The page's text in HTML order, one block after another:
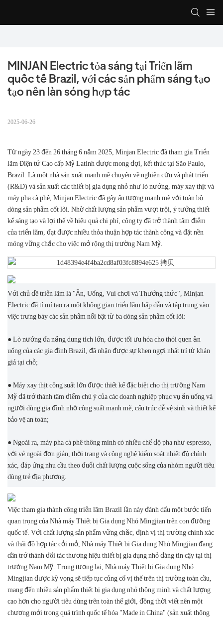
MINJAN Electric tỏa sáng tại Triển lãm
quốc tế Brazil, với các sản phẩm sáng tạo
tạo nên làn sóng hợp tác
2025-06-26
Từ ngày 23 đến 26 tháng 6 năm 2025, Minjan Electric đã tham gia Triển
lãm Điện tử Cao cấp Mỹ Latinh được mong đợi, kết thúc tại São Paulo,
Brazil. Là một nhà sản xuất mạnh mẽ chuyên về nghiên cứu và phát triển
(R&D) và sản xuất các thiết bị gia dụng nhỏ như lò nướng, máy xay thịt và
máy pha cà phê, Minjan Electric đã gây ấn tượng mạnh mẽ với toàn bộ
dòng sản phẩm cốt lõi. Nhờ chất lượng sản phẩm vượt trội, ý tưởng thiết
kế sáng tạo và lợi thế về hiệu quả chi phí, công ty đã trở thành tâm điểm
của triển lãm, đạt được nhiều thỏa thuận hợp tác thành công và đặt nền
móng vững chắc cho việc mở rộng thị trường Nam Mỹ.
Với chủ đề triển lãm là "Ăn, Uống, Vui chơi và Thưởng thức", Minjan
Electric đã tỉ mỉ tạo ra một không gian triển lãm hấp dẫn và tập trung vào
việc trưng bày các sản phẩm nổi bật từ ba dòng sản phẩm cốt lõi:
● Lò nướng đa năng dung tích lớn, được tối ưu hóa cho thói quen ăn
uống của các gia đình Brazil, đã nhận được sự khen ngợi nhất trí từ khán
giả tại chỗ;
● Máy xay thịt công suất lớn được thiết kế đặc biệt cho thị trường Nam
Mỹ đã trở thành tâm điểm chú ý của các doanh nghiệp phục vụ ăn uống và
người dùng gia đình nhờ công suất mạnh mẽ, cấu trúc dễ vệ sinh và thiết kế
bảo vệ an toàn;
● Ngoài ra, máy pha cà phê thông minh có nhiều chế độ pha như espresso,
với vẻ ngoài đơn giản, thời trang và công nghệ kiểm soát nhiệt độ chính
xác, đáp ứng nhu cầu theo đuổi chất lượng cuộc sống của nhóm người tiêu
dùng trẻ địa phương.
Việc tham gia thành công triển lãm Brazil lần này đánh dấu một bước tiến
quan trọng của Nhà máy Thiết bị Gia dụng Nhỏ Mingjian trên con đường
quốc tế. Với chất lượng sản phẩm vững chắc, định vị thị trường chính xác
và thái độ hợp tác cởi mở, Nhà máy Thiết bị Gia dụng Nhỏ Mingjian đang
dần trở thành đối tác thương hiệu thiết bị gia dụng nhỏ đáng tin cậy tại thị
trường Nam Mỹ. Trong tương lai, Nhà máy Thiết bị Gia dụng Nhỏ
Mingjian được kỳ vọng sẽ tiếp tục củng cố vị thế trên thị trường toàn cầu,
mang đến nhiều sản phẩm thiết bị gia dụng nhỏ thông minh và chất lượng
cao hơn cho người tiêu dùng trên toàn thế giới, đồng thời viết nên một
chương mới trong quá trình quốc tế hóa "Made in China" (sản xuất thông